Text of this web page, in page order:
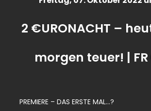
2 €URONACHT –
morgen teuer! | FR
PREMIERE – DAS ERSTE MAL…?